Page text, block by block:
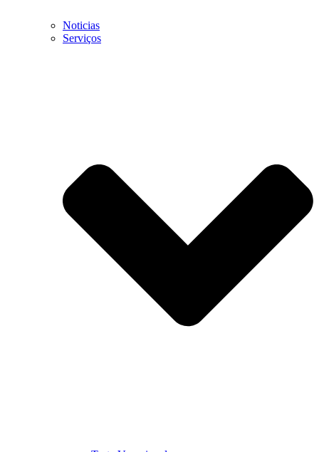
Noticias
Serviços